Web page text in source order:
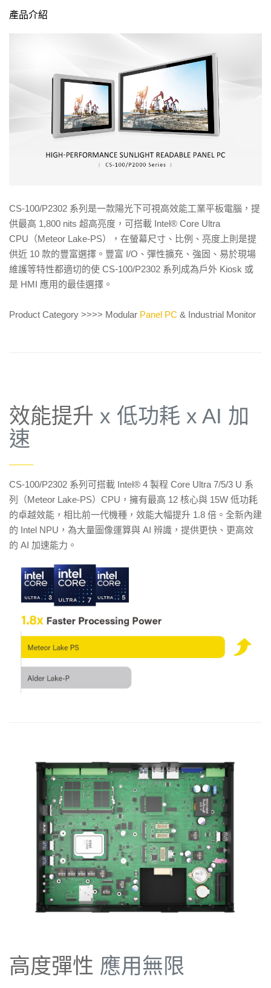
產品介紹
CS-100/P2302 系列是一款陽光下可視高效能工業平板電腦，提
供最高 1,800 nits 超高亮度，可搭載 Intel® Core Ultra
CPU（Meteor Lake-PS），在螢幕尺寸、比例、亮度上則是提
供近 10 款的豐富選擇。豐富 I/O、彈性擴充、強固、易於現場
維護等特性都適切的使 CS-100/P2302 系列成為戶外 Kiosk 或
是 HMI 應用的最佳選擇。
Product Category >>>> Modular Panel PC & Industrial Monitor
效能提升 x 低功耗 x AI 加
速
——
CS-100/P2302 系列可搭載 Intel® 4 製程 Core Ultra 7/5/3 U 系
列（Meteor Lake-PS）CPU，擁有最高 12 核心與 15W 低功耗
的卓越效能，相比前一代機種，效能大幅提升 1.8 倍。全新內建
的 Intel NPU，為大量圖像運算與 AI 辨識，提供更快、更高效
的 AI 加速能力。
高度彈性 應用無限